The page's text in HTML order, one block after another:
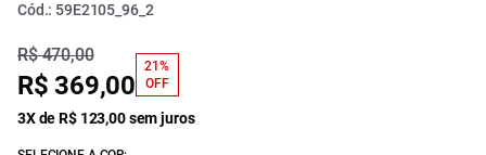
Cód.: 59E2105_96_2
R$ 470,00
R$ 369,00
21%
OFF
3X de R$ 123,00 sem juros